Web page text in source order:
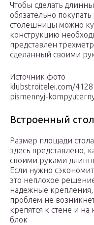
Чтобы сделать
обязательно
столешницы можно
конструкцию
представлен
сделанный своими
Источник фото
klubstroitelei.com/
pismennyj-
Встроенный
Размер площади
здесь представлено,
своими руками
Если нужно
это неплохое
надежные
проблем не
крепятся к стене и на
блок